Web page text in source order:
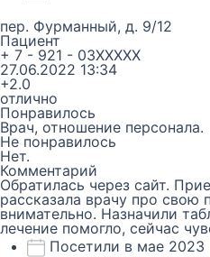
пер. Фурманный, д. 9/12
Пациент
+ 7 - 921 - 03XXXXX
27.06.2022 13:34
+2.0
отлично
Понравилось
Врач, отношение персонала.
Не понравилось
Нет.
Комментарий
Обратилась через сайт.
рассказала врачу про свою
внимательно. Назначили
лечение помогло, сейчас
Посетили в мае 2023